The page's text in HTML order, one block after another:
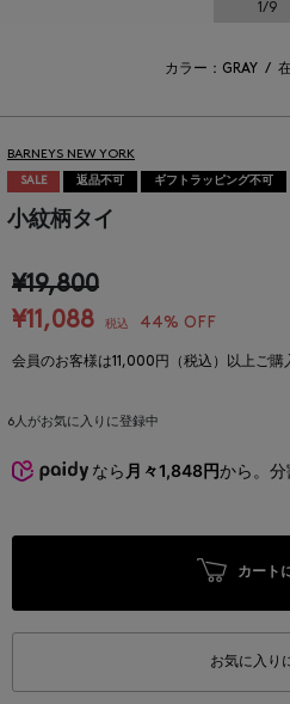
1/9
カラー：GRAY /
BARNEYS NEW YORK
SALE 返品不可 ギフトラッピング不可
小紋柄タイ
¥19,800
¥11,088
税込 44% OFF
会員のお客様は11,000円（税込）以上ご購
6人がお気に入りに登録中
なら 月々1,848円から。
カート
お気に入り